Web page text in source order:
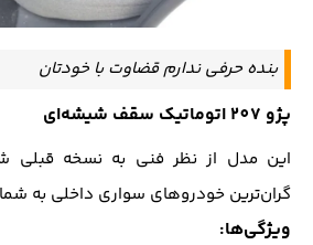
بنده حرفی ندارم قضاوت با خودتان
پژو 207 اتوماتیک سقف شیشه‌ای
این مدل از نظر فنی به نسخه قبلی
گران‌ترین خودروهای سواری داخلی به
ویژگی‌ها: